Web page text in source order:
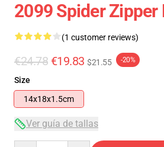
2099 Spider Zipper
(1 customer reviews)
€24.78 €19.83 $21.55 -20%
Size
14x18x1.5cm
Ver guía de tallas